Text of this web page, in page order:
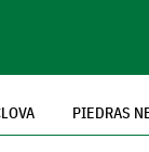
PIEDRAS